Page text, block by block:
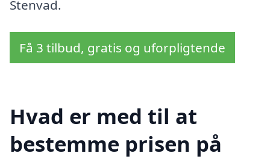
Stenvad.
Få 3 tilbud, gratis og uforpligtende
Hvad er med til at
bestemme prisen på